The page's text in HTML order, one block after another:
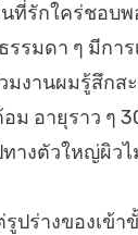
ที่รักใคร่ชอบ
รรมดา ๆ มีกา
มงานผมรู้สึก
ม อายุราว ๆ
างตัวใหญ่ผิว
ร่างของเข้า